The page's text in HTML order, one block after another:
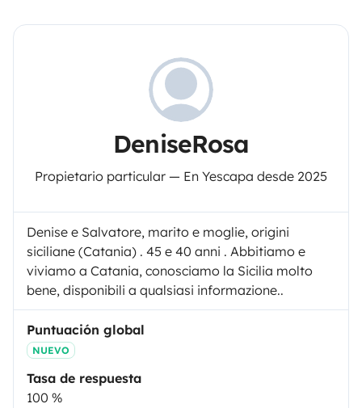
DeniseRosa
Propietario particular — En Yescapa desde 2025
Denise e Salvatore, marito e moglie, origini
siciliane (Catania) . 45 e 40 anni . Abbitiamo e
viviamo a Catania, conosciamo la Sicilia molto
bene, disponibili a qualsiasi informazione..
Puntuación global
NUEVO
Tasa de respuesta
100 %